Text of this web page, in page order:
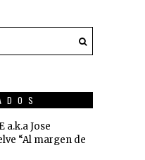
a.k.a Jose
“Al margen de